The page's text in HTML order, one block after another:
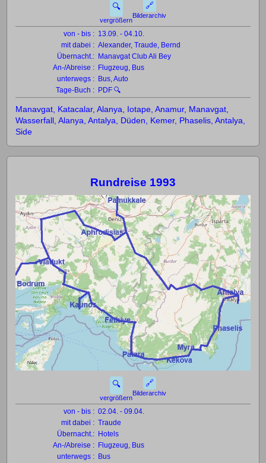
🔍
vergrößern
🔗
Bilderarchiv
von - bis : 13.09. - 04.10.
mit dabei : Alexander, Traude, Bernd
Übernacht.: Manavgat Club Ali Bey
An-/Abreise : Flugzeug, Bus
unterwegs : Bus, Auto
Tage-Buch : PDF 🔍
Manavgat, Katacalar, Alanya, Iotape, Anamur, Manavgat,
Wasserfall, Alanya, Antalya, Düden, Kemer, Phaselis, Antalya,
Side
Rundreise 1993
🔍
vergrößern
🔗
Bilderarchiv
von - bis : 02.04. - 09.04.
mit dabei : Traude
Übernacht.: Hotels
An-/Abreise : Flugzeug, Bus
unterwegs : Bus